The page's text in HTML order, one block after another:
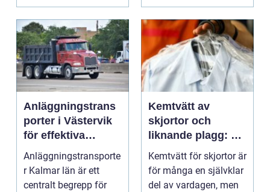
Anläggningstrans
porter i Västervik
för effektiva
byggprojekt
Anläggningstransporte
r Kalmar län är ett
centralt begrepp för
Kemtvätt av
skjortor och
liknande plagg: Så
fungerar
professionell
klädvård i
Kemtvätt för skjortor är
för många en självklar
del av vardagen, men